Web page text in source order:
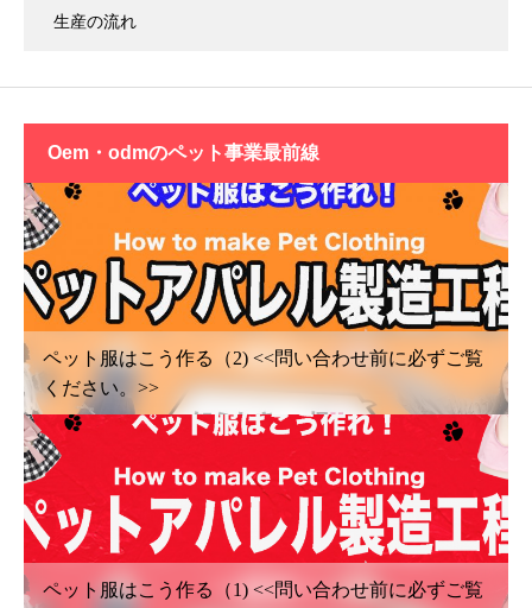
生産の流れ
oem・odmのペット事業最前線
ペット服はこう作る（2) <<問い合わせ前に必ずご覧
ください。>>
ペット服はこう作る（1) <<問い合わせ前に必ずご覧